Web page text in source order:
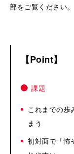
部をご覧ください。
Point
課題
これまでの歩
まう
初対面で「怖